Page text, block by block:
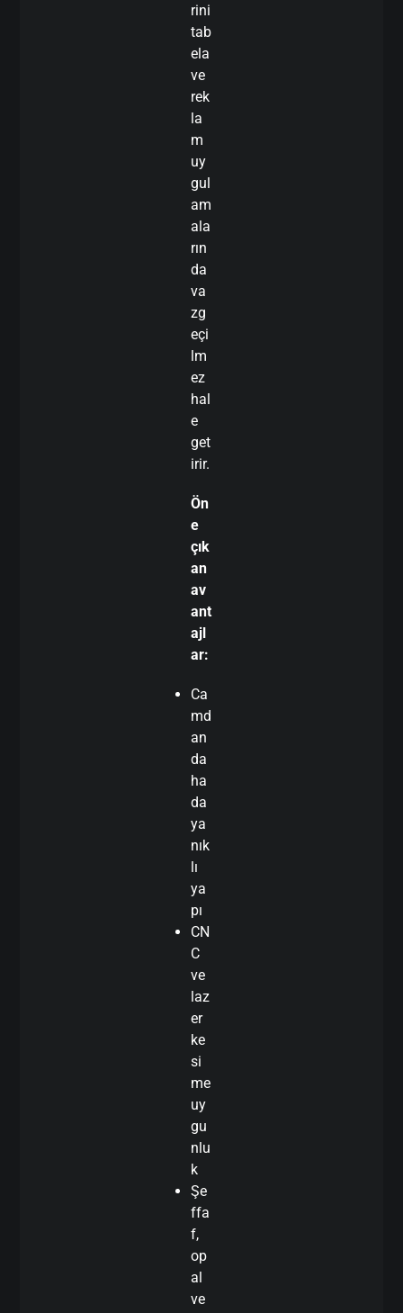
rini
tab
ela
ve
rek
la
m
uy
gul
am
ala
rın
da
va
zg
eçi
lm
ez
hal
e
get
irir.
Ön
e
çık
an
av
ant
ajl
ar:
Ca
md
an
da
ha
da
ya
nık
lı
ya
pı
CN
C
ve
laz
er
ke
si
me
uy
gu
nlu
k
Şe
ffa
f,
op
al
ve